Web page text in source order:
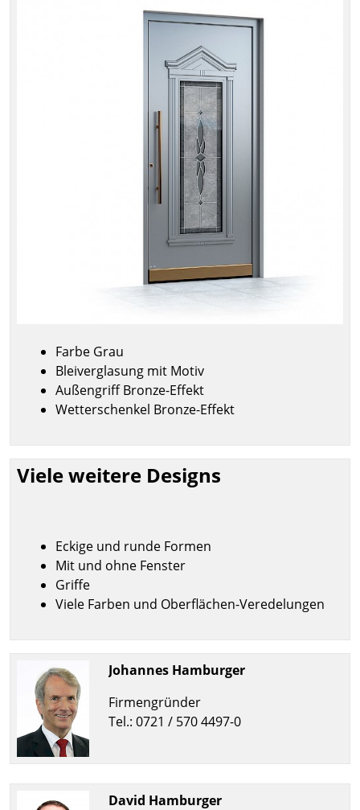
Farbe Grau
Bleiverglasung mit Motiv
Außengriff Bronze-Effekt
Wetterschenkel Bronze-Effekt
Viele weitere Designs
Eckige und runde Formen
Mit und ohne Fenster
Griffe
Viele Farben und Oberflächen-Veredelungen
Johannes Hamburger
Firmengründer
Tel.: 0721 / 570 4497-0
David Hamburger